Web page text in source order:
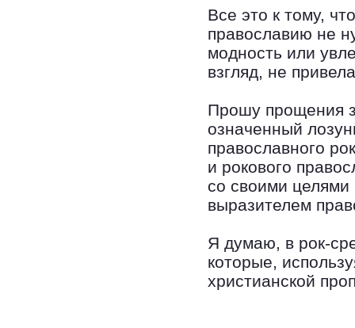
Все это к тому,
православию не
модность или
взгляд, не
Прошу прощения
означенный
православного
и рокового
со своими
выразителем
Я думаю, в рок-
которые,
христианской